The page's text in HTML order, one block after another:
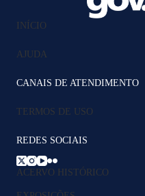
INÍCIO
AJUDA
CANAIS DE ATENDIMENTO
TERMOS DE USO
REDES SOCIAIS
ACERVO HISTÓRICO